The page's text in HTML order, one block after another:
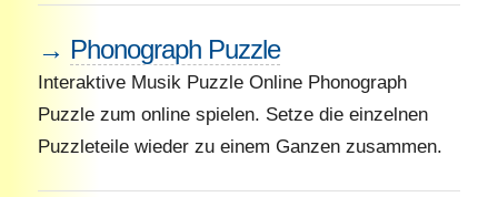
→ Phonograph Puzzle
Interaktive Musik Puzzle Online Phonograph
Puzzle zum online spielen. Setze die einzelnen
Puzzleteile wieder zu einem Ganzen zusammen.